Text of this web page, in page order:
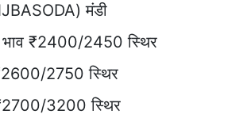
मंडी
भाव ₹2400/2450 स्थिर
2750 स्थिर
3200 स्थिर